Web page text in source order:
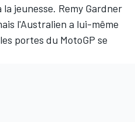
jeunesse. Remy Gardner
l'Australien a lui-même
portes du MotoGP se